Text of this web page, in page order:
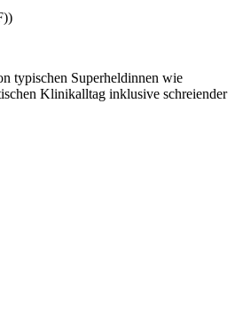
typischen Superheldinnen wie
Klinikalltag inklusive schreiender